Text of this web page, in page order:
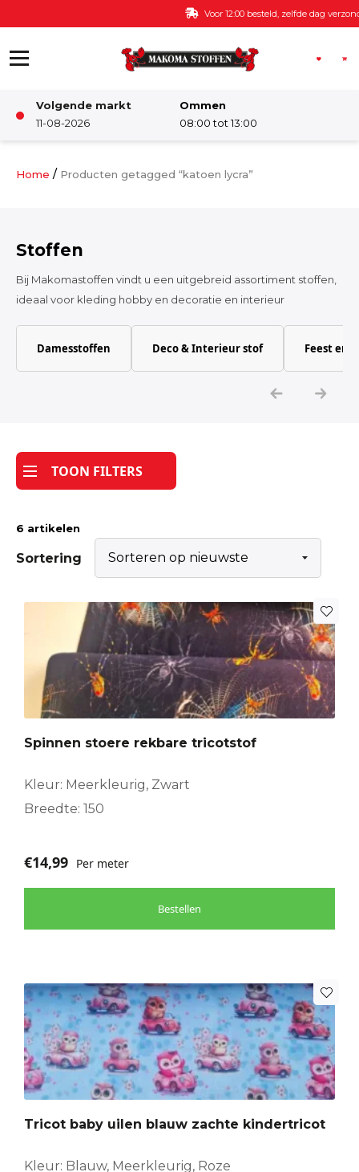
Voor 12:00 besteld, zelfde dag verzonden
Volgende markt
11-08-2026
Ommen
08:00 tot 13:00
Damesstoffen
Katoen
Tijdpakker stof
Home / Producten getagged “katoen lycra”
Stoffen
Bij Makomastoffen vindt u een uitgebreid assortiment stoffen,
ideaal voor kleding hobby en decoratie en interieur
Damesstoffen Deco & Interieur stof Feest en
TOON FILTERS
6 artikelen
Sortering
Spinnen stoere rekbare tricotstof
Kleur: Meerkleurig, Zwart
Breedte: 150
€14,99 Per meter
Bestellen
Tricot baby uilen blauw zachte kindertricot
Kleur: Blauw, Meerkleurig, Roze